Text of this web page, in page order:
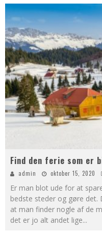
Find den ferie som er
admin oktober 15, 2020
Er man blot ude for at
bedste steder og gøre det.
at man finder nogle af de
det er jo alt andet lige...